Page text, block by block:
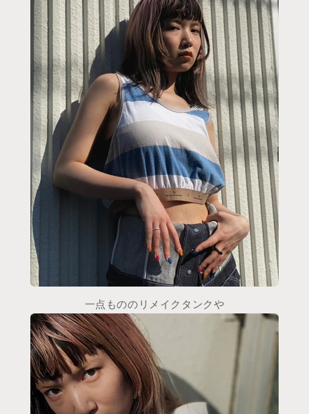
一点もののリメイクタンクや